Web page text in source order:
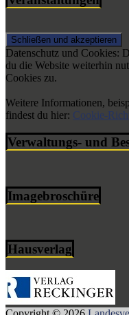
Datenschutz und Cookies:
du die Website weiterhin
Cookies zu.
Weitere Informationen,
findest du hier: Cookie-
Verwaltungs- und
Imagebroschüre
Hausverlag